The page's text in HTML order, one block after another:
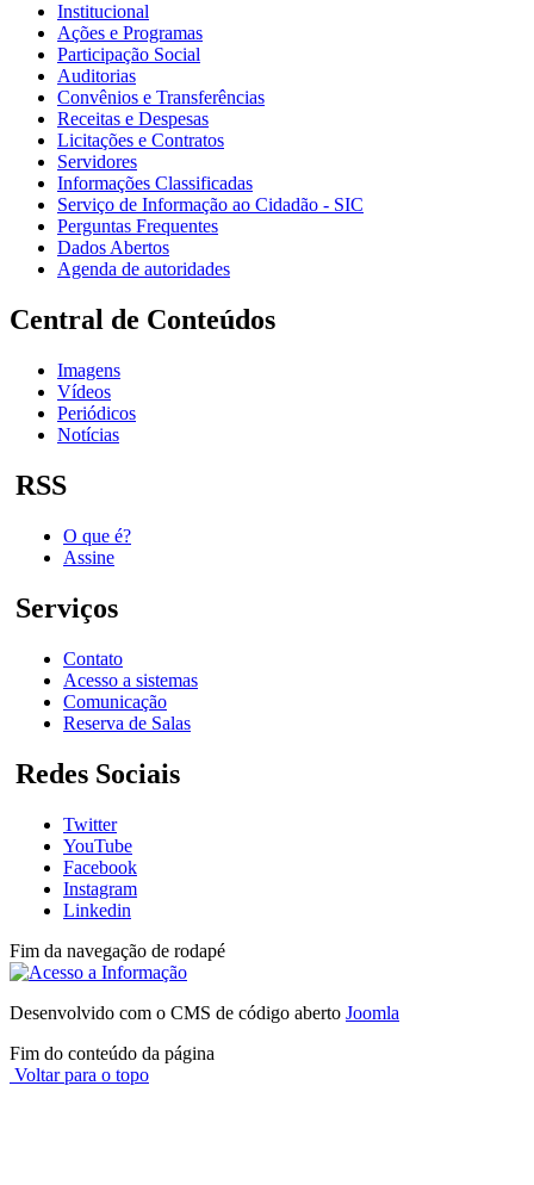
Institucional
Ações e Programas
Participação Social
Auditorias
Convênios e Transferências
Receitas e Despesas
Licitações e Contratos
Servidores
Informações Classificadas
Serviço de Informação ao Cidadão - SIC
Perguntas Frequentes
Dados Abertos
Agenda de autoridades
Central de Conteúdos
Imagens
Vídeos
Periódicos
Notícias
RSS
O que é?
Assine
Serviços
Contato
Acesso a sistemas
Comunicação
Reserva de Salas
Redes Sociais
Twitter
YouTube
Facebook
Instagram
Linkedin
Fim da navegação de rodapé
Desenvolvido com o CMS de código aberto Joomla
Fim do conteúdo da página
Voltar para o topo